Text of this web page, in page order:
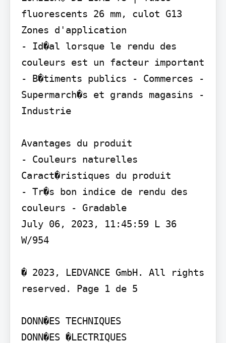
fluorescents 26 mm, culot G13
Zones d'application
- Id�al lorsque le rendu des
couleurs est un facteur important
- B�timents publics - Commerces -
Supermarch�s et grands magasins -
Industrie
Avantages du produit
- Couleurs naturelles
Caract�ristiques du produit
- Tr�s bon indice de rendu des
couleurs - Gradable
July 06, 2023, 11:45:59 L 36
W/954
� 2023, LEDVANCE GmbH. All rights
reserved. Page 1 de 5
DONN�ES TECHNIQUES
DONN�ES �LECTRIQUES